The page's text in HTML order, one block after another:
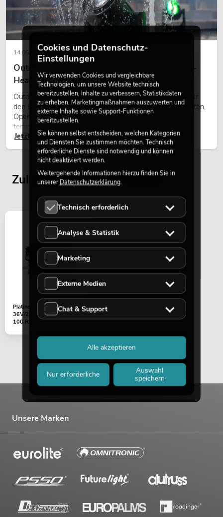
14.05.2026
Outdoor Moving-Heads: Wetterfeste Moving-
Heads bei Events
Outdoor Moving-Heads sind bewegliche Scheinwerfer für
den Einsatz im Freien. Sie werden bei Festivals, Stadtfesten,
Open-Air-Konzerten, Architekturinszenierungen und
temporären Außeninstallationen eingesetzt.
Jetzt lesen
Zuletzt angesehene Artikel
Platine (Netzteil)
36V/2,8A Theatre COB
100 RGB+WW (HS-
Unsere Marken
Cookies und Datenschutz-
Einstellungen
Wir verwenden Cookies und vergleichbare
Technologien, um unsere Website technisch
bereitzustellen, Inhalte zu verbessern, Statistikdaten
zu erheben, Marketingmaßnahmen auszuwerten und
externe Inhalte sowie Support-Funktionen
bereitzustellen.
Sie können selbst entscheiden, welchen Kategorien
und Diensten Sie zustimmen möchten. Technisch
erforderliche Dienste sind notwendig und können
nicht deaktiviert werden.
Weitergehende Informationen hierzu finden Sie in
unsererDatenschutzerklärung.
Technisch erforderlich
Analyse & Statistik
Marketing
Externe Medien
Chat & Support
Nur erforderliche
Auswahl
speichern
Alle akzeptieren